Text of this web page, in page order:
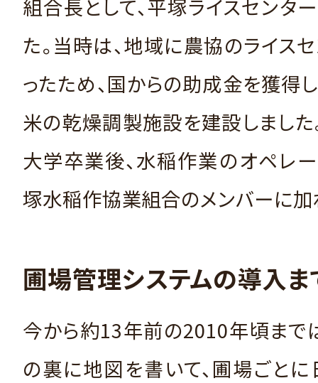
組合長として、平塚ライスセンタ
た。当時は、地域に農協のライス
ったため、国からの助成金を獲得
米の乾燥調製施設を建設しました
大学卒業後、水稲作業のオペレ
塚水稲作協業組合のメンバーに加
圃場管理システムの導入ま
今から約13年前の2010年頃まで
の裏に地図を書いて、圃場ごと